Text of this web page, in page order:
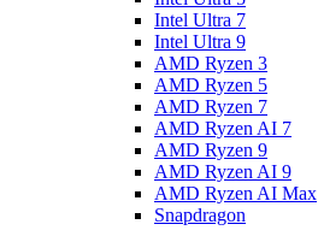
Intel Ultra 7
Intel Ultra 9
AMD Ryzen 3
AMD Ryzen 5
AMD Ryzen 7
AMD Ryzen AI 7
AMD Ryzen 9
AMD Ryzen AI 9
AMD Ryzen AI Max
Snapdragon